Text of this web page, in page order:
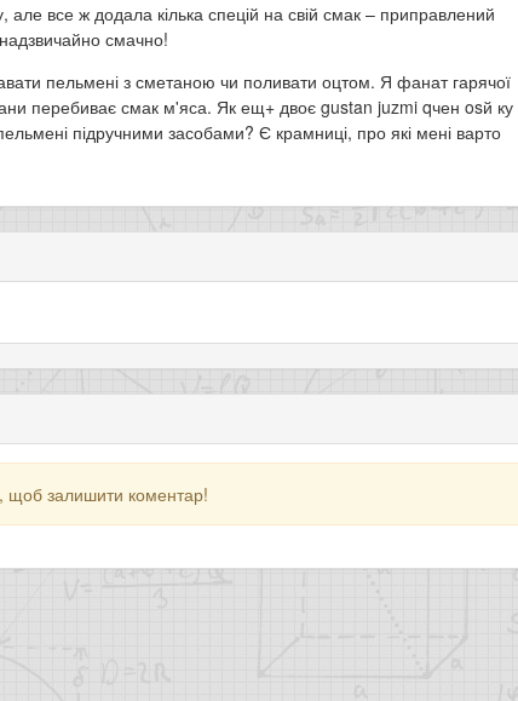
але все ж додала кілька спецій на свій смак – приправлений
смачно!
пельмені з сметаною чи поливати оцтом. Я фанат гарячої
перебиває смак м'яса. Як ещ+ двоє gustan juzmi qчен osй ку
підручними засобами? Є крамниці, про які мені варто
, щоб залишити коментар!